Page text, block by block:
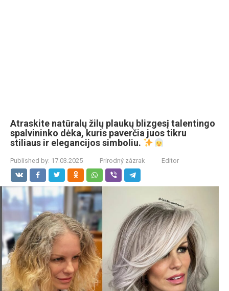
Atraskite natūralų žilų plaukų blizgesį talentingo
spalvininko dėka, kuris paverčia juos tikru
stiliaus ir elegancijos simboliu.
Published by: 17.03.2025 Prírodný zázrak Editor